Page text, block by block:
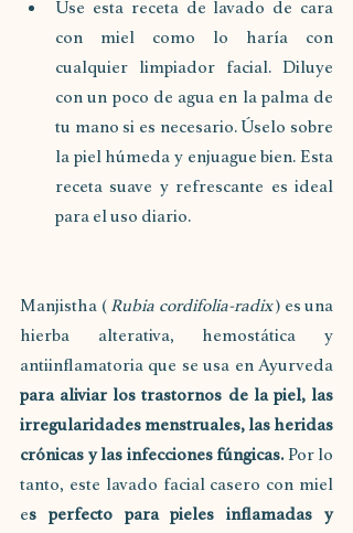
Use esta receta de lavado de cara
con miel como lo haría con
cualquier limpiador facial. Diluye
con un poco de agua en la palma de
tu mano si es necesario. Úselo sobre
la piel húmeda y enjuague bien. Esta
receta suave y refrescante es ideal
para el uso diario.
Manjistha ( Rubia cordifolia-radix ) es una
hierba alterativa, hemostática y
para aliviar los trastornos de la piel, las
irregularidades menstruales, las heridas
crónicas y las infecciones fúngicas. Por lo
tanto, este lavado facial casero con miel
es perfecto para pieles inflamadas y